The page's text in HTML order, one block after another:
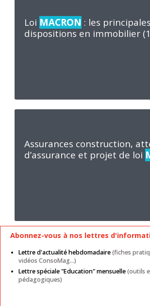
Loi MACRON : les principales
dispositions en immobilier
Assurances construction,
d’assurance et projet de loi
Mentions légales Nos autres
Données personnelles
Abonnez-vous à nos lettres
Lettre d'actualité hebdomadaire(fiches
vidéos ConsoMag...)
Lettre spéciale "Education" mensuelle(outils
pédagogiques)